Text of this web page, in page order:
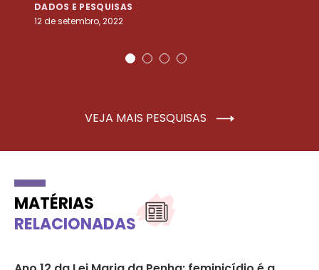
DADOS E PESQUISAS
12 de setembro, 2022
VEJA MAIS PESQUISAS
MATÉRIAS
RELACIONADAS